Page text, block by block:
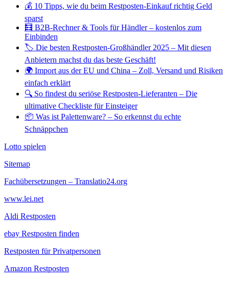
💰 10 Tipps, wie du beim Restposten-Einkauf richtig Geld
sparst
🧮 B2B-Rechner & Tools für Händler – kostenlos zum
Einbinden
🏷️ Die besten Restposten-Großhändler 2025 – Mit diesen
Anbietern machst du das beste Geschäft!
🌍 Import aus der EU und China – Zoll, Versand und Risiken
einfach erklärt
🔍 So findest du seriöse Restposten-Lieferanten – Die
ultimative Checkliste für Einsteiger
📦 Was ist Palettenware? – So erkennst du echte
Schnäppchen
Lotto spielen
Sitemap
Fachübersetzungen – Translatio24.org
www.lei.net
Aldi Restposten
ebay Restposten finden
Restposten für Privatpersonen
Amazon Restposten